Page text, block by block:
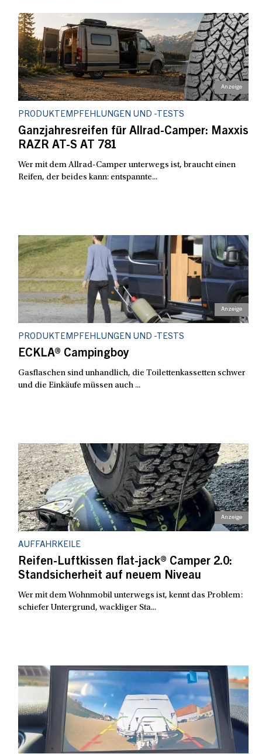
PRODUKTEMPFEHLUNGEN UND -TESTS
Ganzjahresreifen für Allrad-Camper: Maxxis
RAZR AT-S AT 781
Wer mit dem Allrad-Camper unterwegs ist, braucht einen
Reifen, der beides kann: entspannte...
PRODUKTEMPFEHLUNGEN UND -TESTS
ECKLA® Campingboy
Gasflaschen sind unhandlich, die Toilettenkassetten schwer
und die Einkäufe müssen auch ...
AUFFAHRKEILE
Reifen-Luftkissen flat-jack® Camper 2.0:
Standsicherheit auf neuem Niveau
Wer mit dem Wohnmobil unterwegs ist, kennt das Problem:
schiefer Untergrund, wackliger Sta...